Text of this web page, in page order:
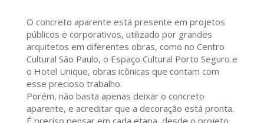
O concreto aparente está presente em projetos
públicos e corporativos, utilizado por grandes
arquitetos em diferentes obras, como no Centro
Cultural São Paulo, o Espaço Cultural Porto Seguro e
o Hotel Unique, obras icônicas que contam com
esse precioso trabalho.
Porém, não basta apenas deixar o concreto
aparente, e acreditar que a decoração está pronta.
É preciso pensar em cada etapa, desde o projeto